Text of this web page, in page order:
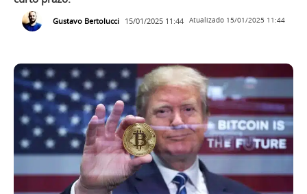
Gustavo Bertolucci 15/01/2025 11:44 Atualizado 15/01/2025 11:44